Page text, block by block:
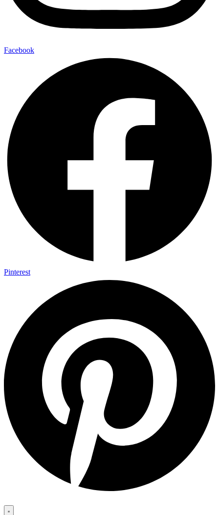
Facebook
Pinterest